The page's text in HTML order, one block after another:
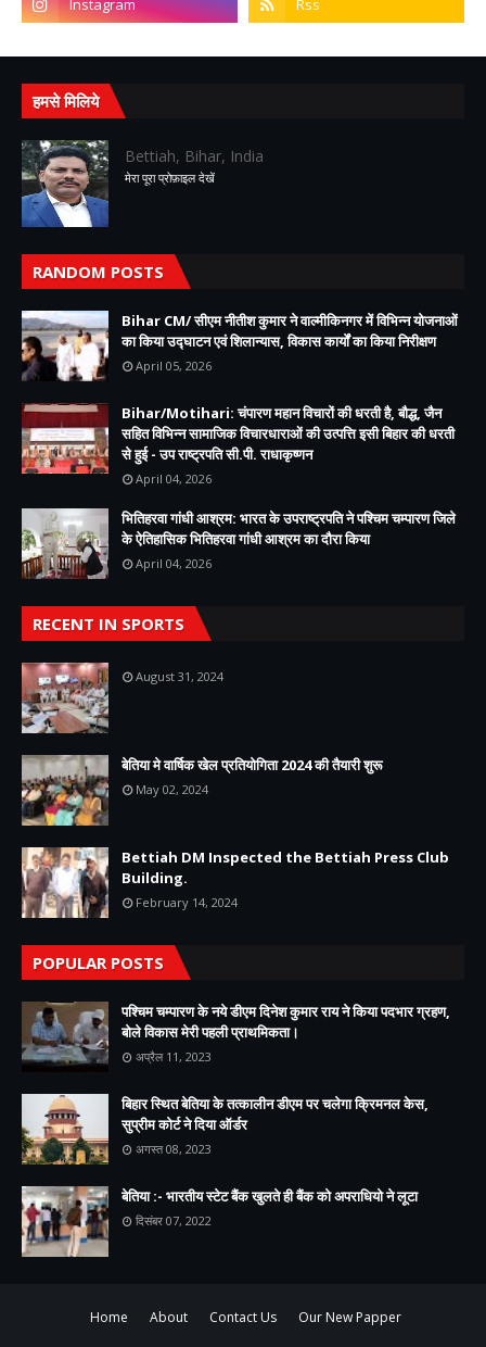
हमसे मिलिये
Bettiah, Bihar, India
मेरा पूरा प्रोफ़ाइल देखें
RANDOM POSTS
Bihar CM/ सीएम नीतीश कुमार ने वाल्मीकिनगर में विभिन्न योजनाओं
का किया उद्घाटन एवं शिलान्यास, विकास कार्यों का किया निरीक्षण
April 05, 2026
Bihar/Motihari: चंपारण महान विचारों की धरती है, बौद्ध, जैन
सहित विभिन्न सामाजिक विचारधाराओं की उत्पत्ति इसी बिहार की धरती
से हुई - उप राष्ट्रपति सी.पी. राधाकृष्णन
April 04, 2026
भितिहरवा गांधी आश्रम: भारत के उपराष्ट्रपति ने पश्चिम चम्पारण जिले
के ऐतिहासिक भितिहरवा गांधी आश्रम का दौरा किया
April 04, 2026
RECENT IN SPORTS
August 31, 2024
बेतिया मे वार्षिक खेल प्रतियोगिता 2024 की तैयारी शुरू
May 02, 2024
Bettiah DM Inspected the Bettiah Press Club
Building.
February 14, 2024
POPULAR POSTS
पश्चिम चम्पारण के नये डीएम दिनेश कुमार राय ने किया पदभार ग्रहण,
बोले विकास मेरी पहली प्राथमिकता।
अप्रैल 11, 2023
बिहार स्थित बेतिया के तत्कालीन डीएम पर चलेगा क्रिमनल केस,
सुप्रीम कोर्ट ने दिया ऑर्डर
अगस्त 08, 2023
बेतिया :- भारतीय स्टेट बैंक खुलते ही बैंक को अपराधियो ने लूटा
दिसंबर 07, 2022
Home About Contact Us Our New Papper